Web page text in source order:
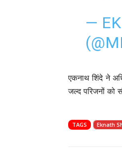
—
एकनाथ शिंदे ने
जल्द परिजनों को
TAGS Eknath